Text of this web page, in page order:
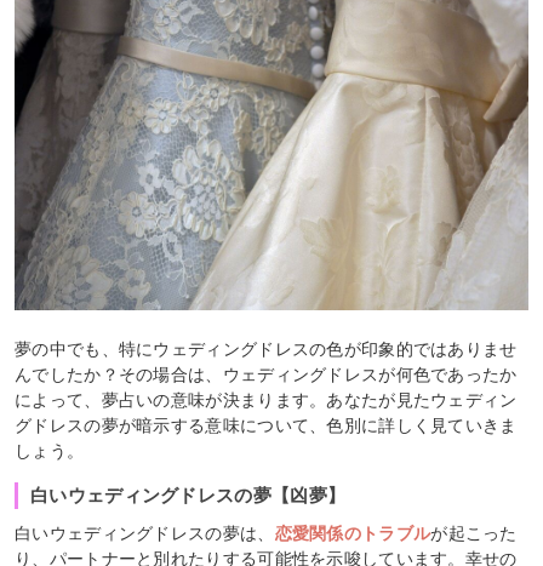
夢の中でも、特にウェディングドレスの色が印象的ではありませ
んでしたか？その場合は、ウェディングドレスが何色であったか
によって、夢占いの意味が決まります。あなたが見たウェディン
グドレスの夢が暗示する意味について、色別に詳しく見ていきま
しょう。
白いウェディングドレスの夢【凶夢】
白いウェディングドレスの夢は、 恋愛関係のトラブルが起こった
り、パートナーと別れたりする可能性を示唆しています。幸せの